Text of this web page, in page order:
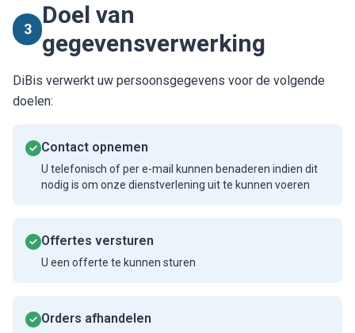
3
Doel van
gegevensverwerking
DiBis verwerkt uw persoonsgegevens voor de volgende
doelen:
Contact opnemen
U telefonisch of per e-mail kunnen benaderen indien dit
nodig is om onze dienstverlening uit te kunnen voeren
Offertes versturen
U een offerte te kunnen sturen
Orders afhandelen